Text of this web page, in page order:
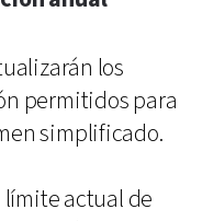
los
permitidos para
simplificado.
límite actual de